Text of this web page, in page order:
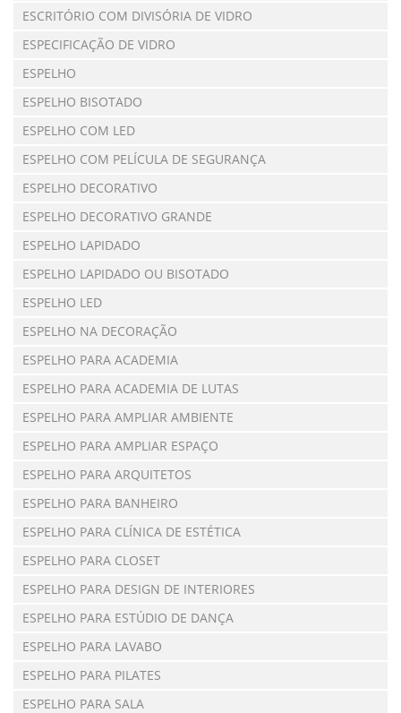
ESCRITÓRIO COM DIVISÓRIA DE VIDRO
ESPECIFICAÇÃO DE VIDRO
ESPELHO
ESPELHO BISOTADO
ESPELHO COM LED
ESPELHO COM PELÍCULA DE SEGURANÇA
ESPELHO DECORATIVO
ESPELHO DECORATIVO GRANDE
ESPELHO LAPIDADO
ESPELHO LAPIDADO OU BISOTADO
ESPELHO LED
ESPELHO NA DECORAÇÃO
ESPELHO PARA ACADEMIA
ESPELHO PARA ACADEMIA DE LUTAS
ESPELHO PARA AMPLIAR AMBIENTE
ESPELHO PARA AMPLIAR ESPAÇO
ESPELHO PARA ARQUITETOS
ESPELHO PARA BANHEIRO
ESPELHO PARA CLÍNICA DE ESTÉTICA
ESPELHO PARA CLOSET
ESPELHO PARA DESIGN DE INTERIORES
ESPELHO PARA ESTÚDIO DE DANÇA
ESPELHO PARA LAVABO
ESPELHO PARA PILATES
ESPELHO PARA SALA